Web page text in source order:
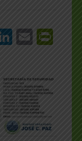
LinkedIn
Email